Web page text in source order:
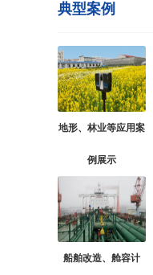
典型案例
地形、林业等应用案
例展示
船舶改造、舱容计